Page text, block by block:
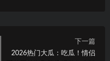
下一篇
2026热门大瓜：吃瓜！情侣